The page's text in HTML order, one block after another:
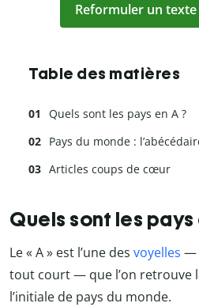
Reformuler un
Table des matières
Quels sont les pays en A ?
Pays du monde :
Articles coups de cœur
Quels sont les pays
Le « A » est l’une des voyelles —
tout court — que l’on retrouve
l’initiale de pays du monde.